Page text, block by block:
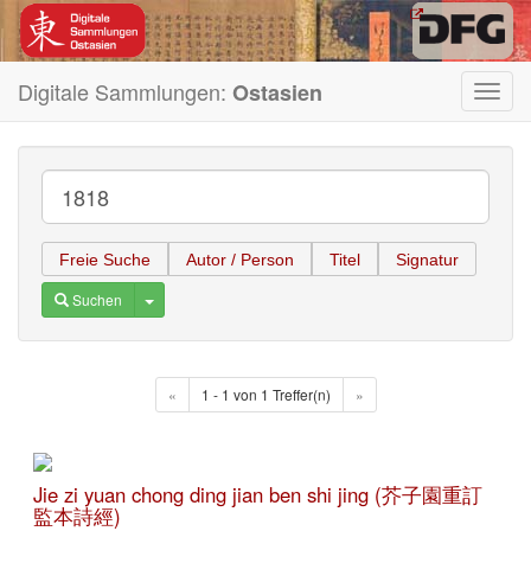
Digitale Sammlungen: Ostasien
Freie Suche Autor / Person Titel Signatur
Suchen Toggle Dropdown
« 1 - 1 von 1 Treffer(n) »
Jie zi yuan chong ding jian ben shi jing (芥子園重訂
監本詩經)